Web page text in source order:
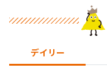
デイリー